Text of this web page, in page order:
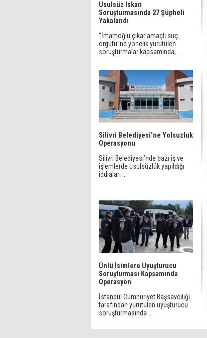
Usulsüz İskan
Soruşturmasında 27 Şüpheli
Yakalandı
"İmamoğlu çıkar amaçlı suç
örgütü"ne yönelik yürütülen
soruşturmalar kapsamında, ...
Silivri Belediyesi’ne Yolsuzluk
Operasyonu
Silivri Belediyesi’nde bazı iş ve
işlemlerde usulsüzlük yapıldığı
iddiaları ...
Ünlü İsimlere Uyuşturucu
Soruşturması Kapsamında
Operasyon
İstanbul Cumhuriyet Başsavcılığı
tarafından yürütülen uyuşturucu
soruşturmasında ...